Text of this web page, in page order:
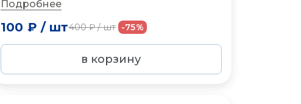
Подробнее
100 ₽ / шт400 ₽/шт -75%
в корзину